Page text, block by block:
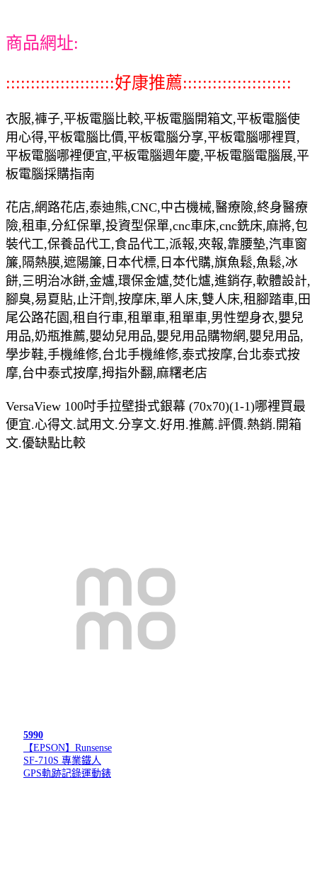
商品網址:
::::::::::::::::::::::好康推薦::::::::::::::::::::::
衣服,褲子,平板電腦比較,平板電腦開箱文,平板電腦使
用心得,平板電腦比價,平板電腦分享,平板電腦哪裡買,
平板電腦哪裡便宜,平板電腦週年慶,平板電腦電腦展,平
板電腦採購指南
花店,網路花店,泰迪熊,CNC,中古機械,醫療險,終身醫療
險,租車,分紅保單,投資型保單,cnc車床,cnc銑床,麻將,包
裝代工,保養品代工,食品代工,派報,夾報,靠腰墊,汽車窗
簾,隔熱膜,遮陽簾,日本代標,日本代購,旗魚鬆,魚鬆,冰
餅,三明治冰餅,金爐,環保金爐,焚化爐,進銷存,軟體設計,
腳臭,易夏貼,止汗劑,按摩床,單人床,雙人床,租腳踏車,田
尾公路花園,租自行車,租單車,租單車,男性塑身衣,嬰兒
用品,奶瓶推薦,嬰幼兒用品,嬰兒用品購物網,嬰兒用品,
學步鞋,手機維修,台北手機維修,泰式按摩,台北泰式按
摩,台中泰式按摩,拇指外翻,麻糬老店
VersaView 100吋手拉壁掛式銀幕 (70x70)(1-1)哪裡買最
便宜.心得文.試用文.分享文.好用.推薦.評價.熱銷.開箱
文.優缺點比較
5990
【EPSON】Runsense
SF-710S 專業鐵人
GPS軌跡記錄運動錶